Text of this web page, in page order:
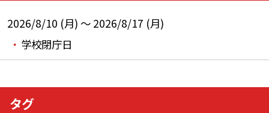
2026/8/10 (月) ～ 2026/8/17 (月)
学校閉庁日
タグ